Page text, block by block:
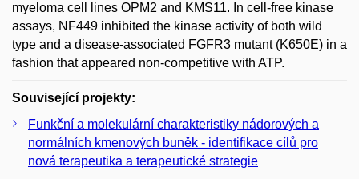
myeloma cell lines OPM2 and KMS11. In cell-free kinase
assays, NF449 inhibited the kinase activity of both wild
type and a disease-associated FGFR3 mutant (K650E) in a
fashion that appeared non-competitive with ATP.
Související projekty:
Funkční a molekulární charakteristiky nádorových a
normálních kmenových buněk - identifikace cílů pro
nová terapeutika a terapeutické strategie